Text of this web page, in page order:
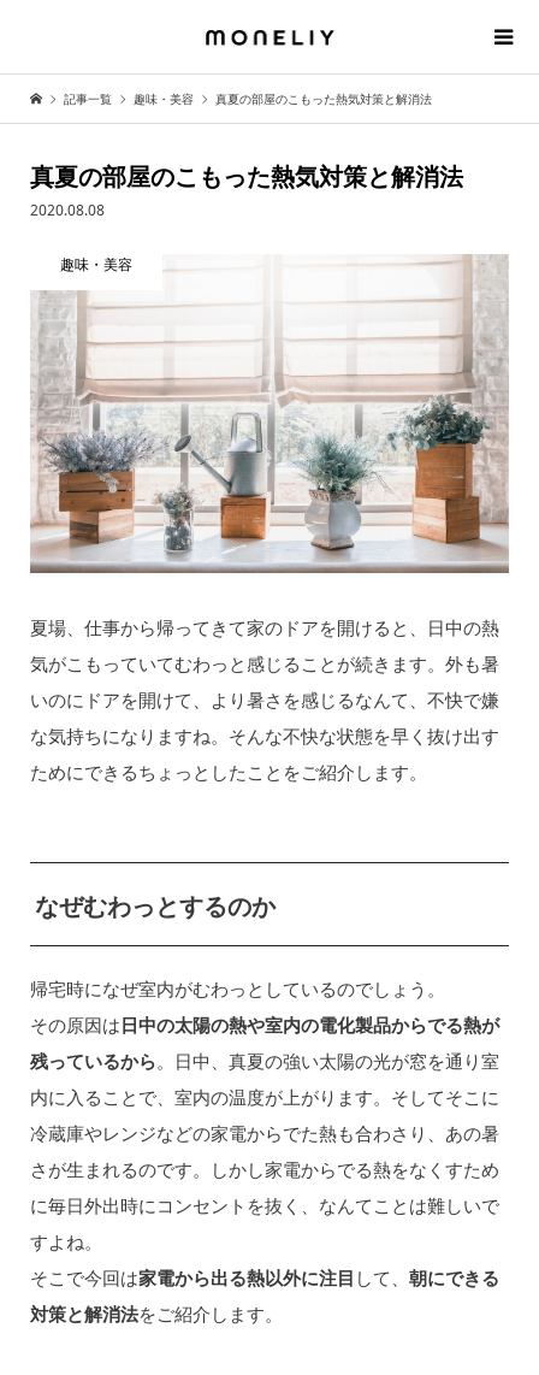
記事一覧 趣味・美容 真夏の部屋のこもった熱気対策と解消法
真夏の部屋のこもった熱気対策と解消法
2020.08.08
趣味・美容
夏場、仕事から帰ってきて家のドアを開けると、日中の熱
気がこもっていてむわっと感じることが続きます。外も暑
いのにドアを開けて、より暑さを感じるなんて、不快で嫌
な気持ちになりますね。そんな不快な状態を早く抜け出す
ためにできるちょっとしたことをご紹介します。
なぜむわっとするのか
帰宅時になぜ室内がむわっとしているのでしょう。
その原因は日中の太陽の熱や室内の電化製品からでる熱が
残っているから。日中、真夏の強い太陽の光が窓を通り室
内に入ることで、室内の温度が上がります。そしてそこに
冷蔵庫やレンジなどの家電からでた熱も合わさり、あの暑
さが生まれるのです。しかし家電からでる熱をなくすため
に毎日外出時にコンセントを抜く、なんてことは難しいで
すよね。
そこで今回は家電から出る熱以外に注目 して、 朝にできる
対策と解消法をご紹介します。